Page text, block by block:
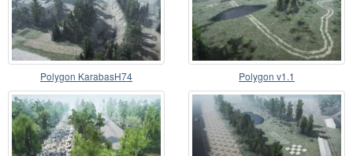
Polygon KarabasH74 Polygon v1.1